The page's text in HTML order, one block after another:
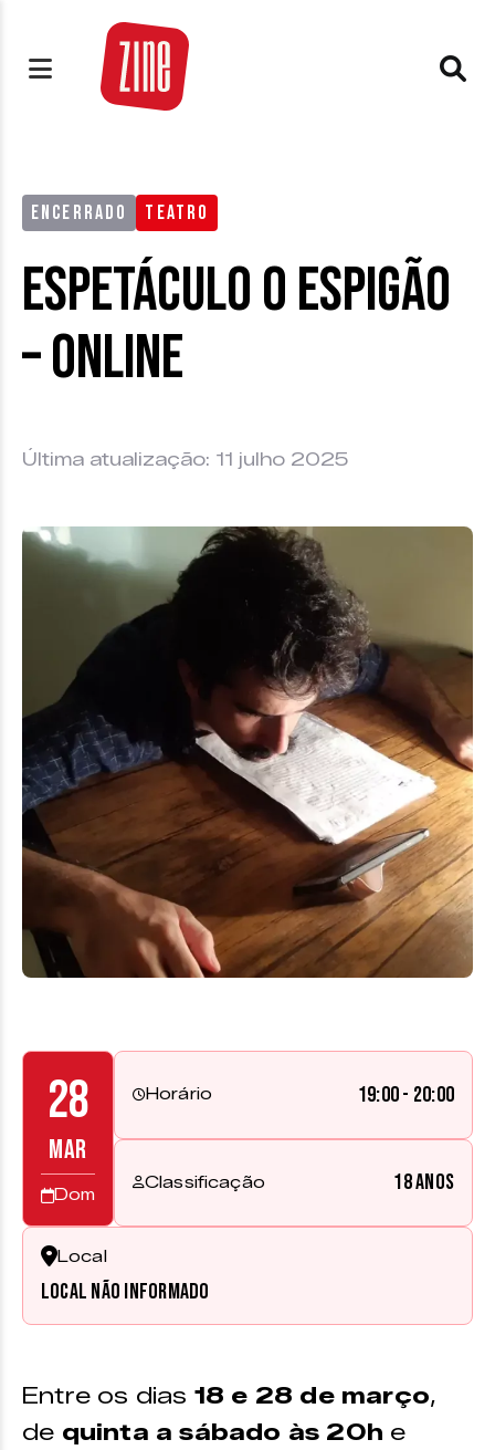
ENCERRADO TEATRO
Espetáculo O Espigão
– Online
Última atualização: 11 julho 2025
28
MAR
Dom
Horário 19:00 - 20:00
Classificação 18 anos
Local
Local não informado
Entre os dias 18 e 28 de março,
de quinta a sábado às 20h e